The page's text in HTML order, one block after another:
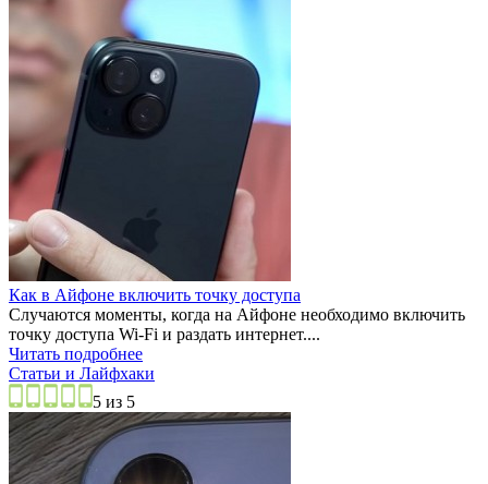
Как в Айфоне включить точку доступа
Случаются моменты, когда на Айфоне необходимо включить
точку доступа Wi-Fi и раздать интернет....
Читать подробнее
Статьи и Лайфхаки
5 из 5